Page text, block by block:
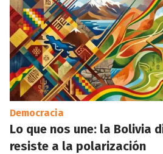
Democracia
Lo que nos une: la Bolivia
resiste a la polarización